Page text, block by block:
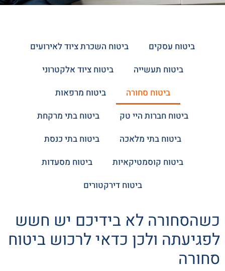
ביטוח עסקים
ביטוח השכרת ציוד לאירועים
ביטוח תעשייה
ביטוח ציוד אלקטרוני
ביטוח סחורה
ביטוח מרפאות
ביטוח חברות היי טק
ביטוח בתי מרקחת
ביטוח בתי מלאכה
ביטוח בתי כנסת
ביטוח קוסמטיקאיות
ביטוח מסעדות
ביטוח דירקטורים
כשהסחורה לא בידיכם יש חשש
לפגיעתה ולכן כדאי לרכוש ביטוח
סחורה